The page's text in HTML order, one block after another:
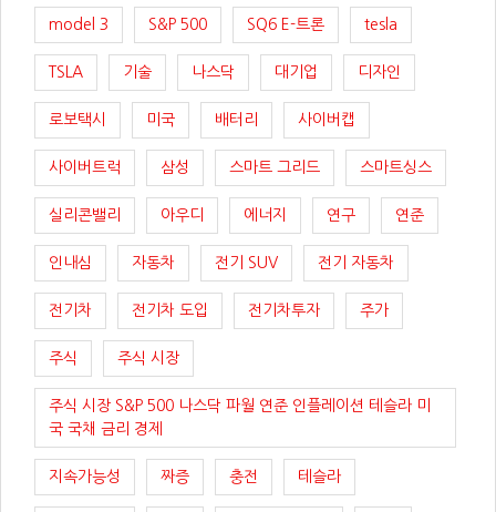
model 3 S&P 500 SQ6 E-트론 tesla
TSLA 기술 나스닥 대기업 디자인
로보택시 미국 배터리 사이버캡
사이버트럭 삼성 스마트 그리드 스마트싱스
실리콘밸리 아우디 에너지 연구 연준
인내심 자동차 전기 SUV 전기 자동차
전기차 전기차 도입 전기차투자 주가
주식 주식 시장
주식 시장 S&P 500 나스닥 파월 연준 인플레이션 테슬라 미
국 국채 금리 경제
지속가능성 짜증 충전 테슬라